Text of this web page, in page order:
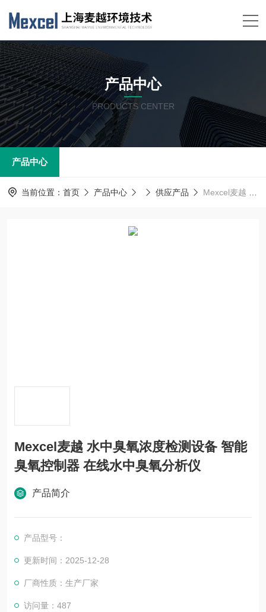
产品中心
PRODUCTS CENTER
产品中心
当前位置： 首页 产品中心 供应产品 Mexcel麦越 水中臭氧浓度检测设备 智能臭氧控制器 在线水中臭氧分析仪
Mexcel麦越 水中臭氧浓度检测设备 智能
臭氧控制器 在线水中臭氧分析仪
产品简介
产品型号：
更新时间：2025-12-28
厂商性质：生产厂家
访问量：487